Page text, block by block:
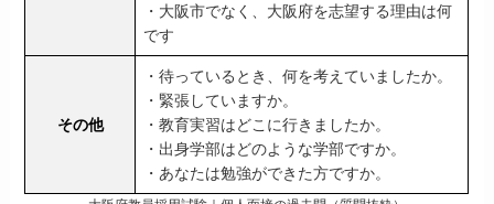
・大阪市でなく、大阪府を志望する理由は何
です
その他
・待っているとき、何を考えていましたか。
・緊張していますか。
・教育実習はどこに行きましたか。
・出身学部はどのような学部ですか。
・あなたは勉強ができた方ですか。